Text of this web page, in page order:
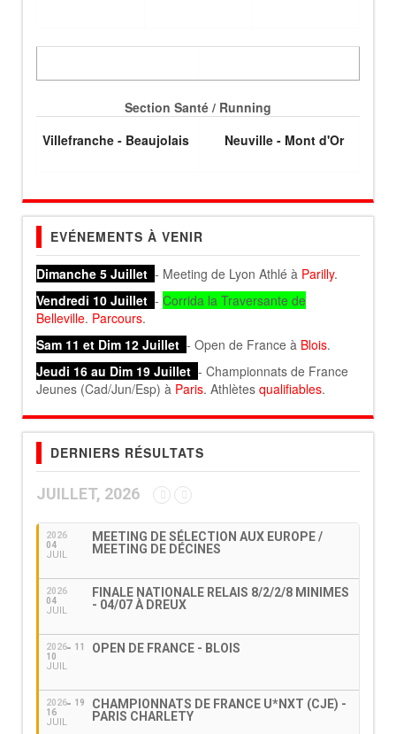
Section Santé / Running
Villefranche - Beaujolais
Neuville - Mont d'Or
EVÉNEMENTS À VENIR
Dimanche 5 Juillet - Meeting de Lyon Athlé à Parilly.
Vendredi 10 Juillet - Corrida la Traversante de
Belleville. Parcours.
Sam 11 et Dim 12 Juillet - Open de France à Blois.
Jeudi 16 au Dim 19 Juillet - Championnats de France
Jeunes (Cad/Jun/Esp) à Paris. Athlètes qualifiables.
DERNIERS RÉSULTATS
JUILLET, 2026
2026
04
JUIL
MEETING DE SÉLECTION AUX EUROPE /
MEETING DE DÉCINES
2026
04
JUIL
FINALE NATIONALE RELAIS 8/2/2/8 MINIMES
- 04/07 À DREUX
2026
10
JUIL
11 OPEN DE FRANCE - BLOIS
2026
16
JUIL
19
CHAMPIONNATS DE FRANCE U*NXT (CJE) -
PARIS CHARLETY